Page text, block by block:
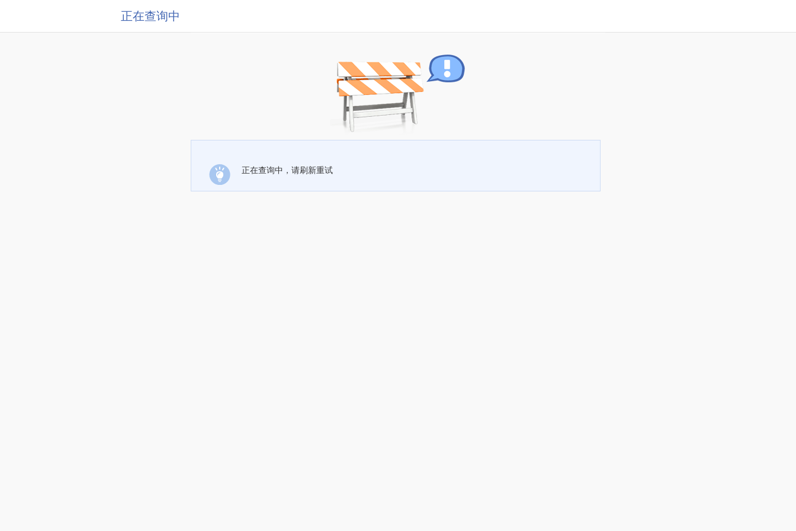
正在查询中
正在查询中，请刷新重试